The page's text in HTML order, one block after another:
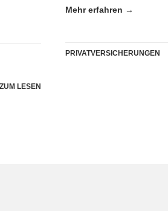
LESEN
Mehr erfahren →
PRIVATVERSICHERUNGEN